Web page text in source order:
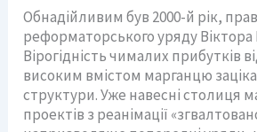
Обнадійливим був 2000-й рік,
реформаторського уряду
Вірогідність чималих прибутків
високим вмістом марганцю
структури. Уже навесні столиця
проектів з реанімації